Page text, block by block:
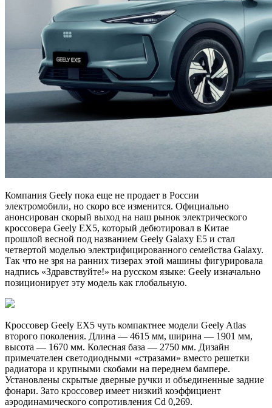
Компания Geely пока еще не продает в России
электромобили, но скоро все изменится. Официально
анонсирован скорый выход на наш рынок электрического
кроссовера Geely EX5, который дебютировал в Китае
прошлой весной под названием Geely Galaxy E5 и стал
четвертой моделью электрифицированного семейства Galaxy.
Так что не зря на ранних тизерах этой машины фигурировала
надпись «Здравствуйте!» на русском языке: Geely изначально
позиционирует эту модель как глобальную.
Кроссовер Geely EX5 чуть компактнее модели Geely Atlas
второго поколения. Длина — 4615 мм, ширина — 1901 мм,
высота — 1670 мм. Колесная база — 2750 мм. Дизайн
примечателен светодиодными «стразами» вместо решетки
радиатора и крупными скобами на переднем бампере.
Установлены скрытые дверные ручки и объединенные задние
фонари. Зато кроссовер имеет низкий коэффициент
аэродинамического сопротивления Cd 0,269.